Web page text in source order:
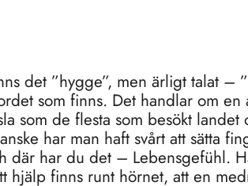
det ”hygge”, men ärligt talat –
som finns. Det handlar om
som de flesta som besökt landet
har man haft svårt att sätta
där har du det – Lebensgefühl.
hjälp finns runt hörnet, att en